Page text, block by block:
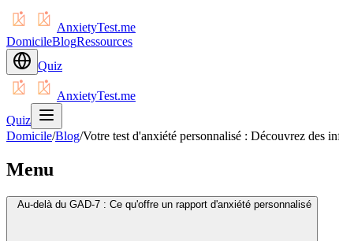
AnxietyTest.me
DomicileBlogRessources
Quiz
AnxietyTest.me
Quiz
Domicile/Blog/Votre test d'anxiété personnalisé : Découvrez des
Menu
Au-delà du GAD-7 : Ce qu'offre un rapport d'anxiété personnalisé